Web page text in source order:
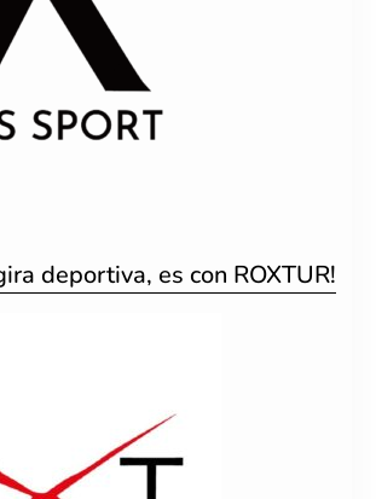
deportiva, es con ROXTUR!